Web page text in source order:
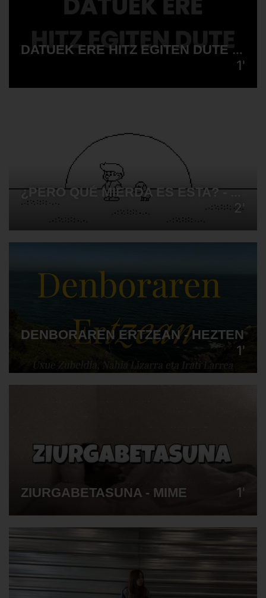
DATUEK ERE HITZ EGITEN DUTE - TXEKORRAK
1'
¿PERO QUÉ MIERDA ES ESTA? - PEDRO LUIS BLANCO SIENDONES
2'
DENBORAREN ERTZEAN - HEZTEN
1'
ZIURGABETASUNA - MIME 1'